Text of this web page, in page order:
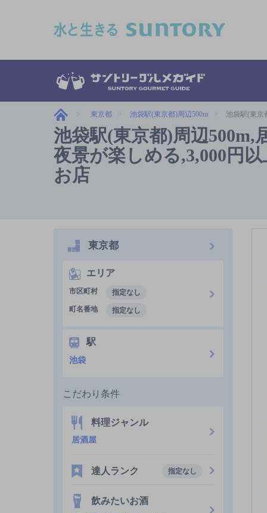
東京都 池袋駅(東京都)周辺500m 池袋駅(東京
池袋駅(東京都)周辺
夜景が楽しめる,3,000円
お店
東京都
エリア
市区町村
指定なし
町名番地
指定なし
駅
池袋
こだわり条件
料理ジャンル
居酒屋
達人ランク 指定なし
飲みたいお酒